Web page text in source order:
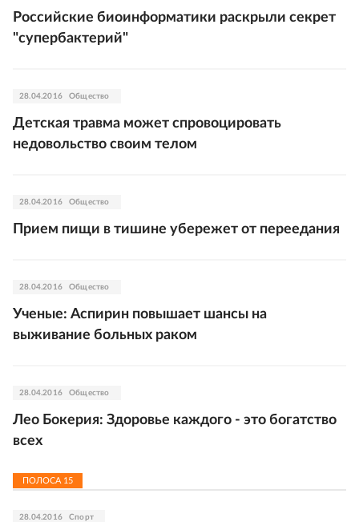
Российские биоинформатики раскрыли секрет
"супербактерий"
28.04.2016 Общество
Детская травма может спровоцировать
недовольство своим телом
28.04.2016 Общество
Прием пищи в тишине убережет от переедания
28.04.2016 Общество
Ученые: Аспирин повышает шансы на
выживание больных раком
28.04.2016 Общество
Лео Бокерия: Здоровье каждого - это богатство
всех
ПОЛОСА 15
28.04.2016 Спорт